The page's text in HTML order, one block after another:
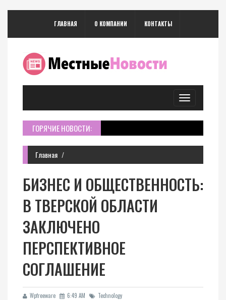
ГЛАВНАЯ О КОМПАНИИ КОНТАКТЫ
Toggle
navigation
ГОРЯЧИЕ НОВОСТИ:
Главная
БИЗНЕС И ОБЩЕСТВЕННОСТЬ:
В ТВЕРСКОЙ ОБЛАСТИ
ЗАКЛЮЧЕНО
ПЕРСПЕКТИВНОЕ
СОГЛАШЕНИЕ
Wpfreeware 6:49 AM Technology